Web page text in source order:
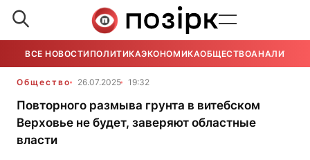
ВСЕ НОВОСТИ ПОЛИТИКАЭКОНОМИКАОБЩЕСТВОАНАЛИТИКА
Общество 26.07.2025 19:32
Повторного размыва грунта в витебском
Верховье не будет, заверяют областные
власти